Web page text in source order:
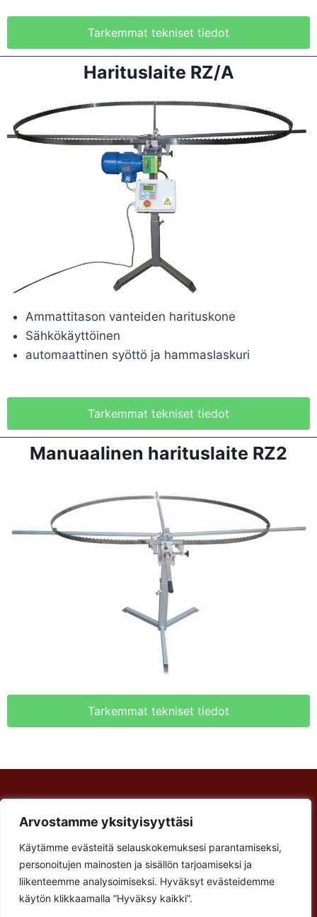
Arvostamme yksityisyyttäsi
Käytämme evästeitä selauskokemuksesi parantamiseksi,
personoitujen mainosten ja sisällön tarjoamiseksi ja
liikenteemme analysoimiseksi. Hyväksyt evästeidemme
käytön klikkaamalla ”Hyväksy kaikki”.
Arvostamme yksityisyyttäsi
Käytämme evästeitä selauskokemuksesi parantamiseksi,
personoitujen mainosten ja sisällön tarjoamiseksi ja
liikenteemme analysoimiseksi. Hyväksyt evästeidemme
käytön klikkaamalla ”Hyväksy kaikki”.
Tarkemmat tekniset tiedot
Harituslaite RZ/A
Ammattitason vanteiden harituskone
Sähkökäyttöinen
automaattinen syöttö ja hammaslaskuri
Tarkemmat tekniset tiedot
Manuaalinen harituslaite RZ2
Tarkemmat tekniset tiedot
Korventie 64
Paalijärvi
Käyntiosoite:
Verstastie 3
62900 Alajärvi